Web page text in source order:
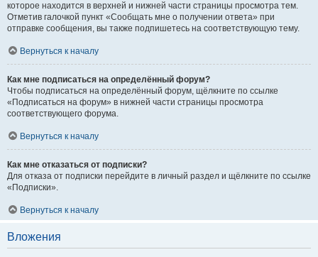
которое находится в верхней и нижней части страницы просмотра тем.
Отметив галочкой пункт «Сообщать мне о получении ответа» при
отправке сообщения, вы также подпишетесь на соответствующую тему.
Вернуться к началу
Как мне подписаться на определённый форум?
Чтобы подписаться на определённый форум, щёлкните по ссылке
«Подписаться на форум» в нижней части страницы просмотра
соответствующего форума.
Вернуться к началу
Как мне отказаться от подписки?
Для отказа от подписки перейдите в личный раздел и щёлкните по ссылке
«Подписки».
Вернуться к началу
Вложения